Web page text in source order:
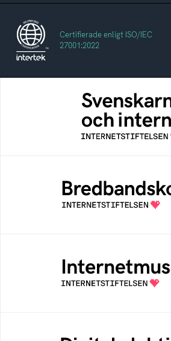
Certifierade enligt ISO/IEC
27001:2022
Svenskarna och
En årlig studie av
internetvanor
Bredbandskollen är ett
konsumentverktyg som
Internetstiftelsen
Ett digitalt museum som
av Internetstiftelsen